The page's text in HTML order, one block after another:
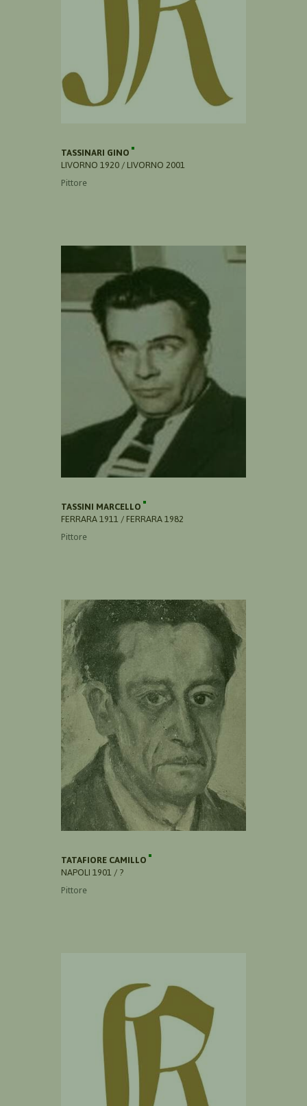
TASSINARI GINO
LIVORNO 1920 / LIVORNO 2001
Pittore
TASSINI MARCELLO
FERRARA 1911 / FERRARA 1982
Pittore
TATAFIORE CAMILLO
NAPOLI 1901 / ?
Pittore